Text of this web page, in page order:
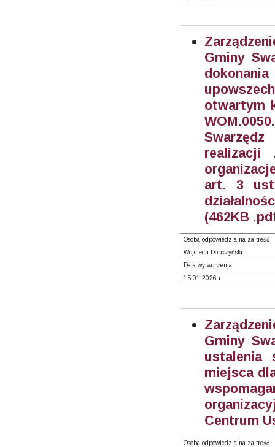
Gminy
otwartym
realizacji
art. 3
(462KB
Osoba odpowiedzialna za treść
Wojciech Dobczyński
Data wytworzenia
15.01.2026 r.
Gminy
ustalenia
miejsca
Centrum
Osoba odpowiedzialna za treść